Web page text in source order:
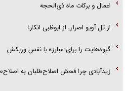
اعمال و برکات ماه ذی‌الحجه
از تل آویو اصرار، از ابوظبی انکار!
گیوه‌هایت را برای مبارزه با نفس وربکش
زیدآبادی چرا فحش اصلاح‌طلبان به